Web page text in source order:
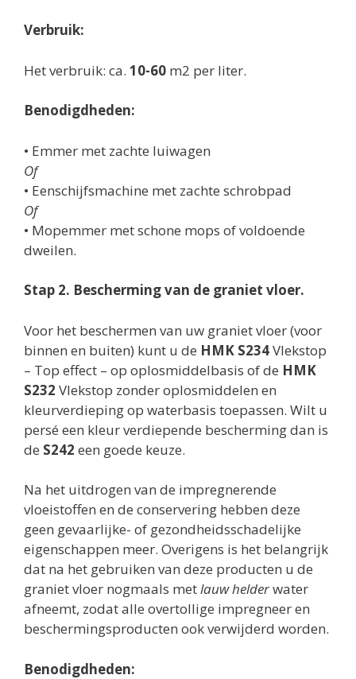
Verbruik:
Het verbruik: ca. 10-60 m2 per liter.
Benodigdheden:
• Emmer met zachte luiwagen
Of
• Eenschijfsmachine met zachte schrobpad
Of
• Mopemmer met schone mops of voldoende
dweilen.
Stap 2. Bescherming van de graniet vloer.
Voor het beschermen van uw graniet vloer (voor
binnen en buiten) kunt u de HMK S234Vlekstop
– Top effect – op oplosmiddelbasis of de HMK
S232 Vlekstop zonder oplosmiddelen en
kleurverdieping op waterbasis toepassen. Wilt u
persé een kleur verdiepende bescherming dan is
de S242 een goede keuze.
Na het uitdrogen van de impregnerende
vloeistoffen en de conservering hebben deze
geen gevaarlijke- of gezondheidsschadelijke
eigenschappen meer. Overigens is het belangrijk
dat na het gebruiken van deze producten u de
graniet vloer nogmaals metlauw helderwater
afneemt, zodat alle overtollige impregneer en
beschermingsproducten ook verwijderd worden.
Benodigdheden: